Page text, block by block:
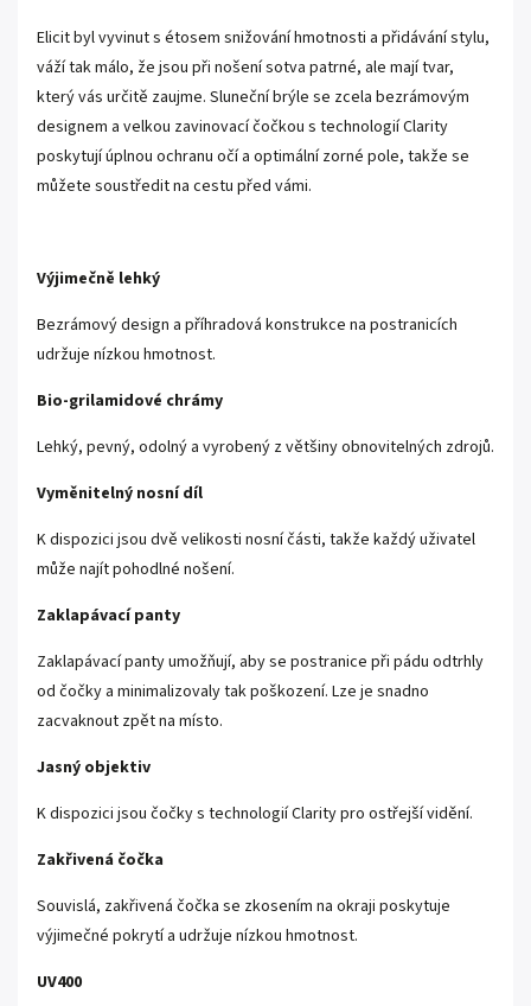
Elicit byl vyvinut s étosem snižování hmotnosti a přidávání stylu,
váží tak málo, že jsou při nošení sotva patrné, ale mají tvar,
který vás určitě zaujme. Sluneční brýle se zcela bezrámovým
designem a velkou zavinovací čočkou s technologií Clarity
poskytují úplnou ochranu očí a optimální zorné pole, takže se
můžete soustředit na cestu před vámi.
Výjimečně lehký
Bezrámový design a příhradová konstrukce na postranicích
udržuje nízkou hmotnost.
Bio-grilamidové chrámy
Lehký, pevný, odolný a vyrobený z většiny obnovitelných zdrojů.
Vyměnitelný nosní díl
K dispozici jsou dvě velikosti nosní části, takže každý uživatel
může najít pohodlné nošení.
Zaklapávací panty
Zaklapávací panty umožňují, aby se postranice při pádu odtrhly
od čočky a minimalizovaly tak poškození. Lze je snadno
zacvaknout zpět na místo.
Jasný objektiv
K dispozici jsou čočky s technologií Clarity pro ostřejší vidění.
Zakřivená čočka
Souvislá, zakřivená čočka se zkosením na okraji poskytuje
výjimečné pokrytí a udržuje nízkou hmotnost.
UV400